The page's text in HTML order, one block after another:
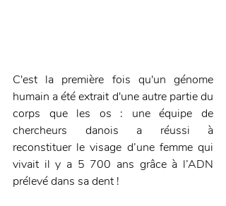
C'est la première fois qu'un génome
humain a été extrait d'une autre partie du
corps que les os : une équipe de
chercheurs danois a réussi à
reconstituer le visage d’une femme qui
vivait il y a 5 700 ans grâce à l’ADN
prélevé dans sa dent !